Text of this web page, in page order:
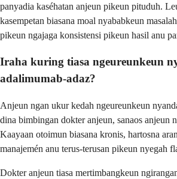
panyadia kaséhatan anjeun pikeun pituduh.
kasempetan biasana moal nyababkeun
pikeun ngajaga konsistensi pikeun hasil anu
Iraha kuring tiasa ngeureunkeun
adalimumab-adaz?
Anjeun ngan ukur kedah ngeureunkeun
dina bimbingan dokter anjeun, sanaos anjeun
Kaayaan otoimun biasana kronis, hartosna
manajemén anu terus-terusan pikeun nyegah
Dokter anjeun tiasa mertimbangkeun